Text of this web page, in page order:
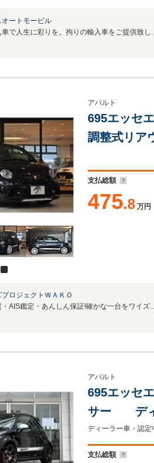
オートモービル
～輸入車で人
アバルト
695エッセ
調整式リア
支払総額
475.8 万円
プロジェクトＷＡＫＯ
高品質・AIS鑑定・あんしん保証!
アバルト
695エッセ
サー ディ
ート
クラポビッ
支払総額